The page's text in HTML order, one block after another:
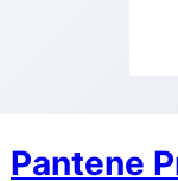
Pantene